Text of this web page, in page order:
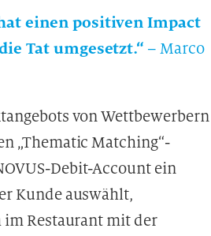
einen positiven Impact
Tat umgesetzt.“ – Marco
von Wettbewerbern
„Thematic Matching“-
Debit-Account ein
Kunde auswählt,
im Restaurant mit der